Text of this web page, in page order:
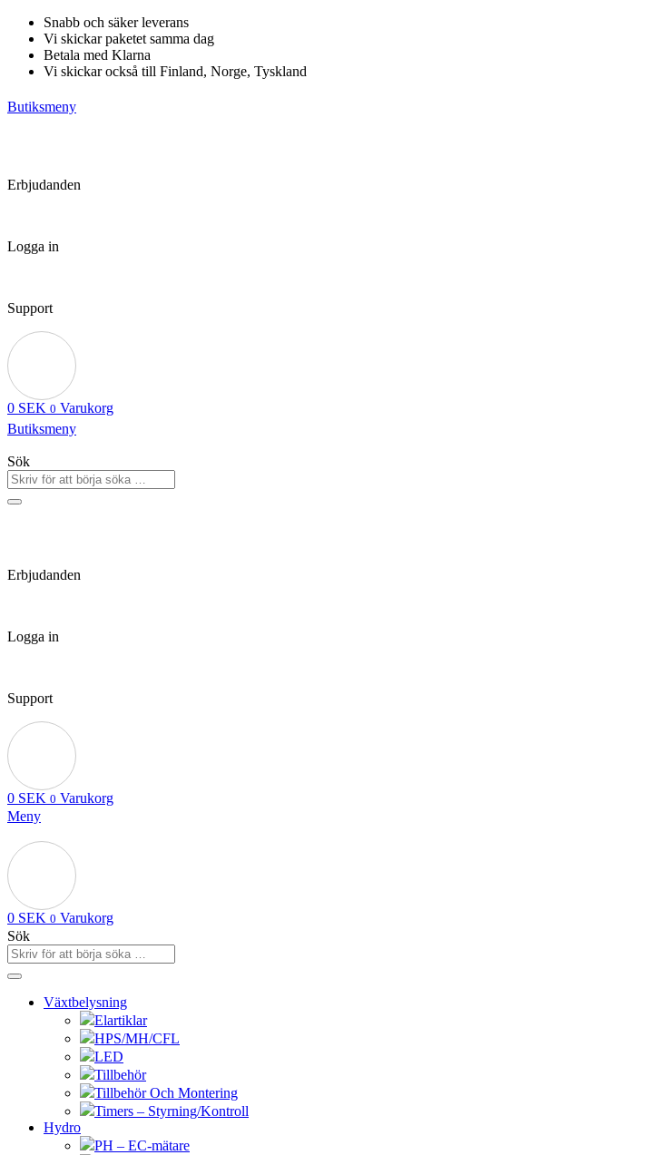
Hoppa
innehåll
Snabb och säker leverans
Vi skickar paketet samma dag
Betala med Klarna
Vi skickar också till Finland, Norge, Tyskland
Butiksmeny
Erbjudanden
Logga in
Support
0 SEK 0 Varukorg
Butiksmeny
Sök
Erbjudanden
Logga in
Support
0 SEK 0 Varukorg
Meny
0 SEK 0 Varukorg
Sök
Växtbelysning
Elartiklar
HPS/MH/CFL
LED
Tillbehör
Tillbehör Och Montering
Timers – Styrning/Kontroll
Hydro
PH – EC-mätare